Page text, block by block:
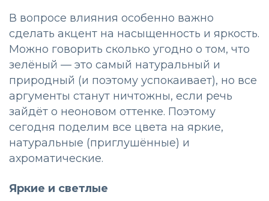
В вопросе влияния особенно важно
сделать акцент на насыщенность и яркость.
Можно говорить сколько угодно о том, что
зелёный — это самый натуральный и
природный (и поэтому успокаивает), но все
аргументы станут ничтожны, если речь
зайдёт о неоновом оттенке. Поэтому
сегодня поделим все цвета на яркие,
натуральные (приглушённые) и
ахроматические.
Яркие и светлые